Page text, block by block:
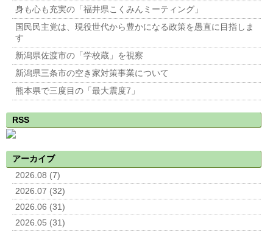
身も心も充実の「福井県こくみんミーティング」
国民民主党は、現役世代から豊かになる政策を愚直に目指しま
す
新潟県佐渡市の「学校蔵」を視察
新潟県三条市の空き家対策事業について
熊本県で三度目の「最大震度7」
RSS
アーカイブ
2026.08 (7)
2026.07 (32)
2026.06 (31)
2026.05 (31)